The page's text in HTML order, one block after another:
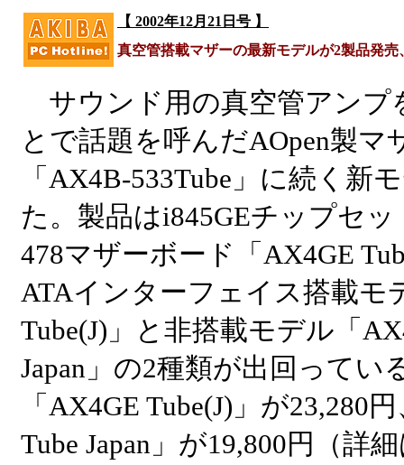
【 2002年12月21日号 】
真空管搭載マザーの最新モデルが2製品発
サウンド用の真空管アンプ
とで話題を呼んだAOpen製マ
「AX4B-533Tube」に続く新
た。製品はi845GEチップセッ
478マザーボード「AX4GE
ATAインターフェイス搭載モ
Tube(J)」と非搭載モデル「
Japan」の2種類が出回ってい
「AX4GE Tube(J)」が23,280
Tube Japan」が19,800円（詳